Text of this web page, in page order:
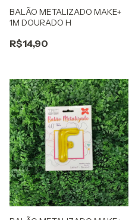
BALÃO METALIZADO MAKE+
1M DOURADO H
R$14,90